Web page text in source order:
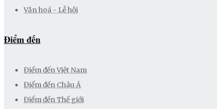
Văn hoá - Lễ hội
Điểm đến
Điểm đến Việt Nam
Điểm đến Châu Á
Điểm đến Thế giới